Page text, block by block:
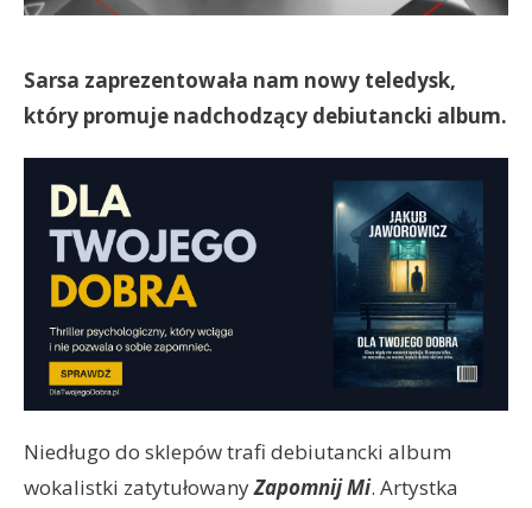
Sarsa zaprezentowała nam nowy teledysk,
który promuje nadchodzący debiutancki album.
Niedługo do sklepów trafi debiutancki album
wokalistki zatytułowanyZapomnij Mi. Artystka